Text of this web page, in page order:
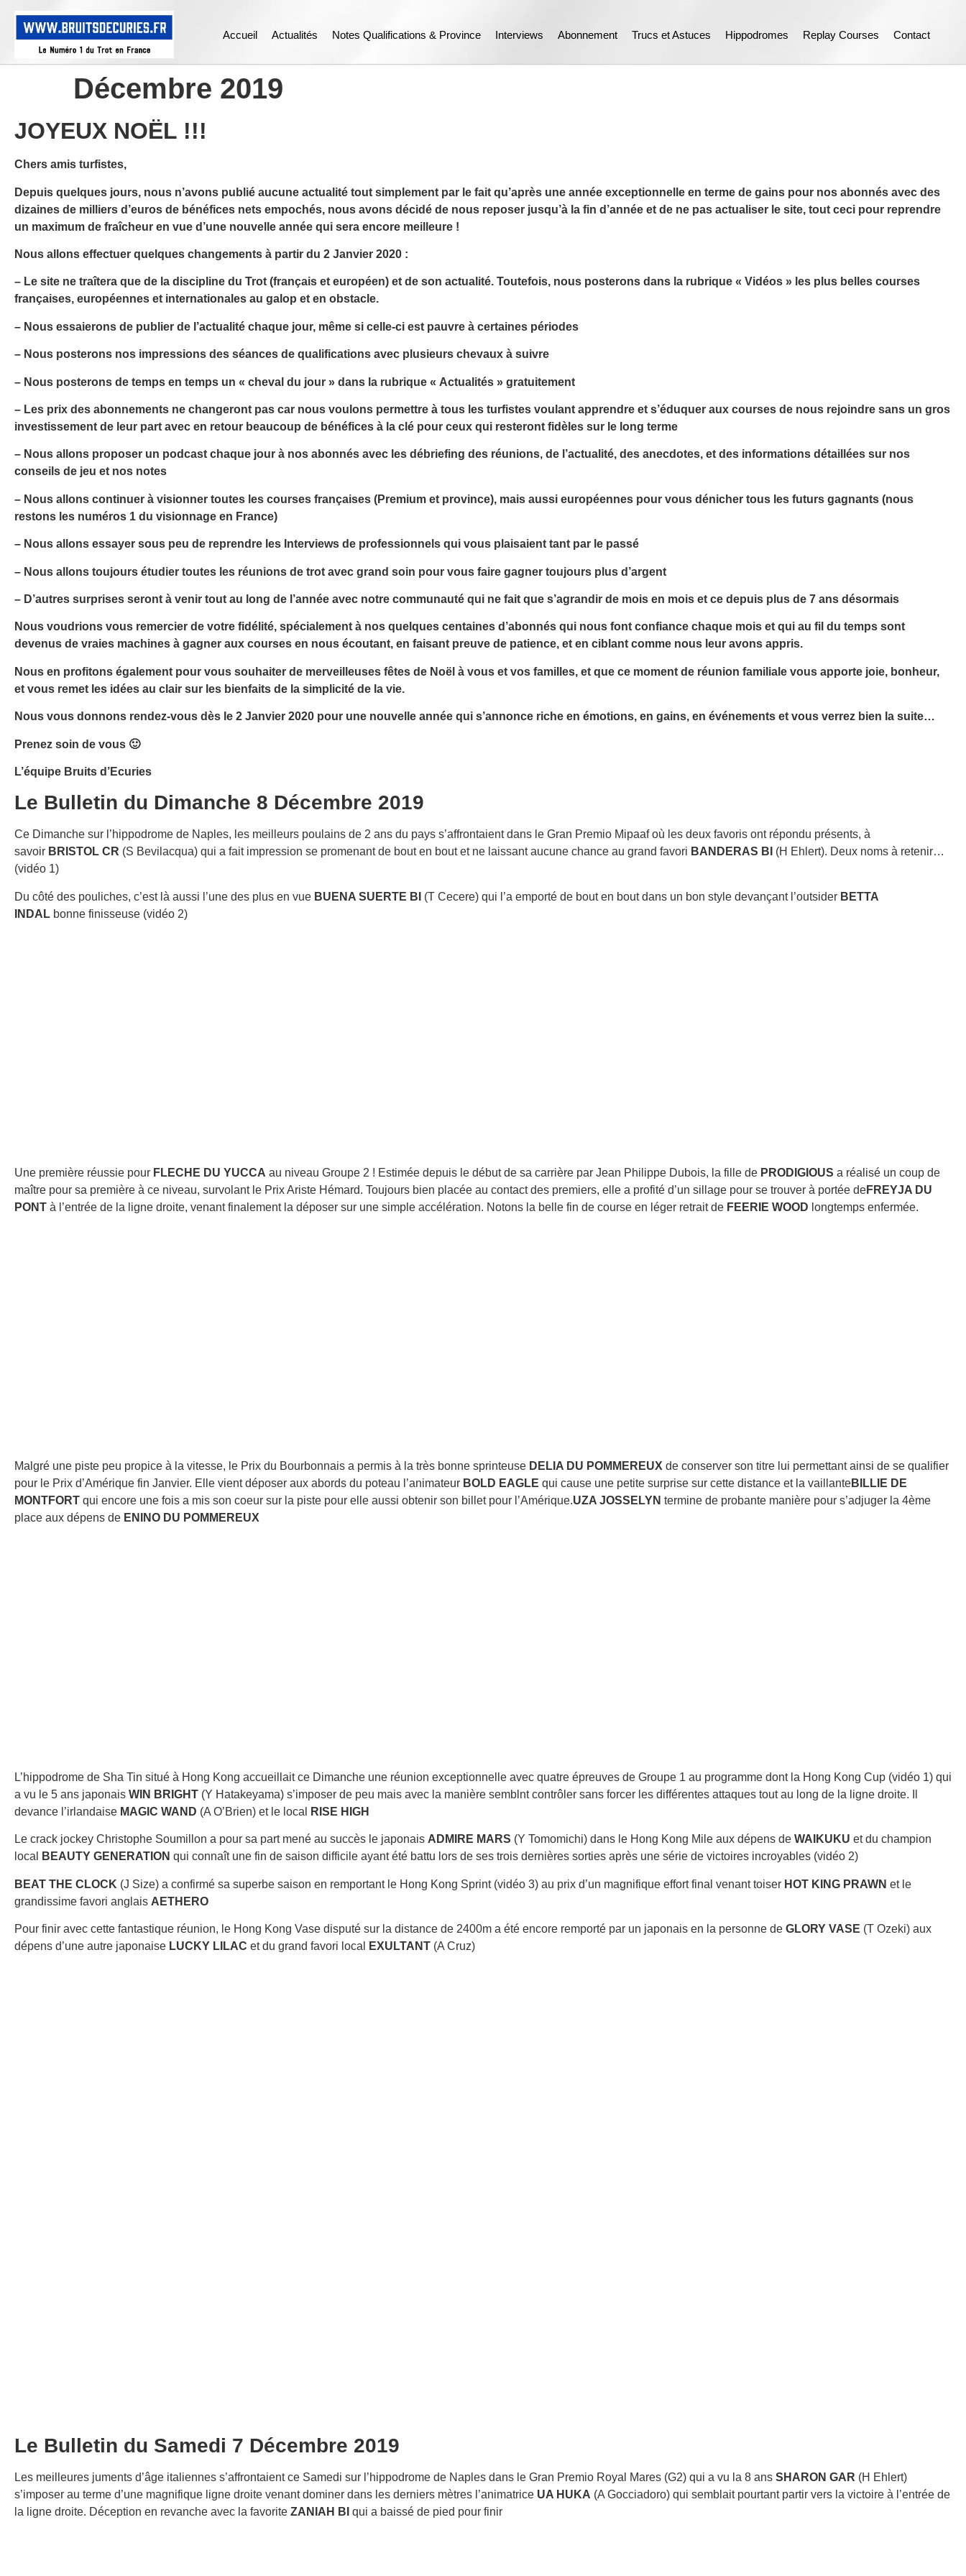
Accueil Actualités Notes Qualifications & Province Interviews Abonnement Trucs et Astuces Hippodromes Replay Courses Contact
Décembre 2019
JOYEUX NOËL !!!
Chers amis turfistes,
Depuis quelques jours, nous n’avons publié aucune actualité tout simplement par le fait qu’après une année exceptionnelle en terme de gains pour nos abonnés avec des
dizaines de milliers d’euros de bénéfices nets empochés, nous avons décidé de nous reposer jusqu’à la fin d’année et de ne pas actualiser le site, tout ceci pour reprendre
un maximum de fraîcheur en vue d’une nouvelle année qui sera encore meilleure !
Nous allons effectuer quelques changements à partir du 2 Janvier 2020 :
– Le site ne traîtera que de la discipline du Trot (français et européen) et de son actualité. Toutefois, nous posterons dans la rubrique « Vidéos » les plus belles courses
françaises, européennes et internationales au galop et en obstacle.
– Nous essaierons de publier de l’actualité chaque jour, même si celle-ci est pauvre à certaines périodes
– Nous posterons nos impressions des séances de qualifications avec plusieurs chevaux à suivre
– Nous posterons de temps en temps un « cheval du jour » dans la rubrique « Actualités » gratuitement
– Les prix des abonnements ne changeront pas car nous voulons permettre à tous les turfistes voulant apprendre et s’éduquer aux courses de nous rejoindre sans un gros
investissement de leur part avec en retour beaucoup de bénéfices à la clé pour ceux qui resteront fidèles sur le long terme
– Nous allons proposer un podcast chaque jour à nos abonnés avec les débriefing des réunions, de l’actualité, des anecdotes, et des informations détaillées sur nos
conseils de jeu et nos notes
– Nous allons continuer à visionner toutes les courses françaises (Premium et province), mais aussi européennes pour vous dénicher tous les futurs gagnants (nous
restons les numéros 1 du visionnage en France)
– Nous allons essayer sous peu de reprendre les Interviews de professionnels qui vous plaisaient tant par le passé
– Nous allons toujours étudier toutes les réunions de trot avec grand soin pour vous faire gagner toujours plus d’argent
– D’autres surprises seront à venir tout au long de l’année avec notre communauté qui ne fait que s’agrandir de mois en mois et ce depuis plus de 7 ans désormais
Nous voudrions vous remercier de votre fidélité, spécialement à nos quelques centaines d’abonnés qui nous font confiance chaque mois et qui au fil du temps sont
devenus de vraies machines à gagner aux courses en nous écoutant, en faisant preuve de patience, et en ciblant comme nous leur avons appris.
Nous en profitons également pour vous souhaiter de merveilleuses fêtes de Noël à vous et vos familles, et que ce moment de réunion familiale vous apporte joie, bonheur,
et vous remet les idées au clair sur les bienfaits de la simplicité de la vie.
Nous vous donnons rendez-vous dès le 2 Janvier 2020 pour une nouvelle année qui s’annonce riche en émotions, en gains, en événements et vous verrez bien la suite…
Prenez soin de vous 🙂
L’équipe Bruits d’Ecuries
Le Bulletin du Dimanche 8 Décembre 2019
Ce Dimanche sur l’hippodrome de Naples, les meilleurs poulains de 2 ans du pays s’affrontaient dans le Gran Premio Mipaaf où les deux favoris ont répondu présents, à
savoir BRISTOL CR (S Bevilacqua) qui a fait impression se promenant de bout en bout et ne laissant aucune chance au grand favori BANDERAS BI (H Ehlert). Deux noms à retenir…
(vidéo 1)
Du côté des pouliches, c’est là aussi l’une des plus en vue BUENA SUERTE BI (T Cecere) qui l’a emporté de bout en bout dans un bon style devançant l’outsider BETTA
INDAL bonne finisseuse (vidéo 2)
Une première réussie pour FLECHE DU YUCCA au niveau Groupe 2 ! Estimée depuis le début de sa carrière par Jean Philippe Dubois, la fille de PRODIGIOUS a réalisé un coup de
maître pour sa première à ce niveau, survolant le Prix Ariste Hémard. Toujours bien placée au contact des premiers, elle a profité d’un sillage pour se trouver à portée deFREYJA DU
PONT à l’entrée de la ligne droite, venant finalement la déposer sur une simple accélération. Notons la belle fin de course en léger retrait de FEERIE WOOD longtemps enfermée.
Malgré une piste peu propice à la vitesse, le Prix du Bourbonnais a permis à la très bonne sprinteuse DELIA DU POMMEREUX de conserver son titre lui permettant ainsi de se qualifier
pour le Prix d’Amérique fin Janvier. Elle vient déposer aux abords du poteau l’animateur BOLD EAGLE qui cause une petite surprise sur cette distance et la vaillanteBILLIE DE
MONTFORT qui encore une fois a mis son coeur sur la piste pour elle aussi obtenir son billet pour l’Amérique.UZA JOSSELYN termine de probante manière pour s’adjuger la 4ème
place aux dépens de ENINO DU POMMEREUX
L’hippodrome de Sha Tin situé à Hong Kong accueillait ce Dimanche une réunion exceptionnelle avec quatre épreuves de Groupe 1 au programme dont la Hong Kong Cup (vidéo 1) qui
a vu le 5 ans japonais WIN BRIGHT (Y Hatakeyama) s’imposer de peu mais avec la manière semblnt contrôler sans forcer les différentes attaques tout au long de la ligne droite. Il
devance l’irlandaise MAGIC WAND (A O’Brien) et le local RISE HIGH
Le crack jockey Christophe Soumillon a pour sa part mené au succès le japonais ADMIRE MARS (Y Tomomichi) dans le Hong Kong Mile aux dépens de WAIKUKU et du champion
local
BEAUTY GENERATION qui connaît une fin de saison difficile ayant été battu lors de ses trois dernières sorties après une série de victoires incroyables (vidéo 2)
BEAT THE CLOCK (J Size) a confirmé sa superbe saison en remportant le Hong Kong Sprint (vidéo 3) au prix d’un magnifique effort final venant toiser HOT KING PRAWN et le
grandissime favori anglais AETHERO
Pour finir avec cette fantastique réunion, le Hong Kong Vase disputé sur la distance de 2400m a été encore remporté par un japonais en la personne de GLORY VASE (T Ozeki) aux
dépens d’une autre japonaise LUCKY LILAC et du grand favori local EXULTANT (A Cruz)
Le Bulletin du Samedi 7 Décembre 2019
Les meilleures juments d’âge italiennes s’affrontaient ce Samedi sur l’hippodrome de Naples dans le Gran Premio Royal Mares (G2) qui a vu la 8 ans SHARON GAR (H Ehlert)
s’imposer au terme d’une magnifique ligne droite venant dominer dans les derniers mètres l’animatrice UA HUKA (A Gocciadoro) qui semblait pourtant partir vers la victoire à l’entrée de
la ligne droite. Déception en revanche avec la favorite ZANIAH BI qui a baissé de pied pour finir